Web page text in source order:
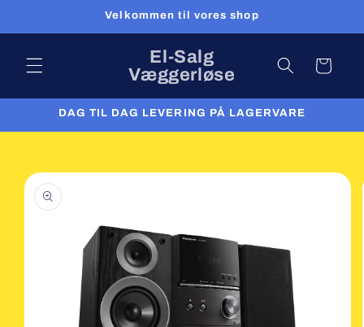
Velkommen til vores shop
El-Salg
Væggerløse
Indkøbskurv
DAG TIL DAG LEVERING PÅ LAGERVARE